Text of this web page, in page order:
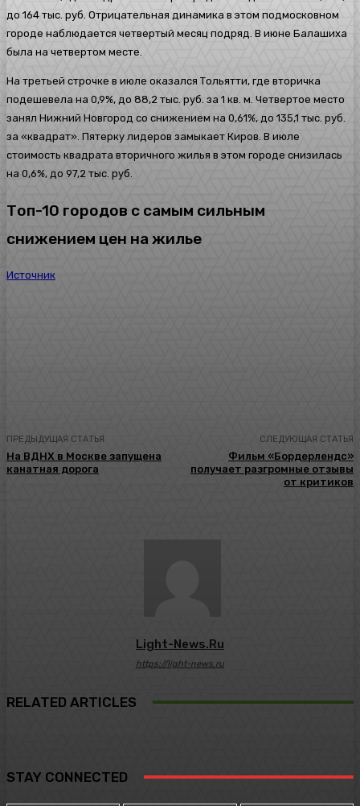
до 164 тыс. руб. Отрицательная динамика в этом подмосковном
городе наблюдается четвертый месяц подряд. В июне Балашиха
была на четвертом месте.
На третьей строчке в июле оказался Тольятти, где вторичка
подешевела на 0,9%, до 88,2 тыс. руб. за 1 кв. м. Четвертое место
занял Нижний Новгород со снижением на 0,61%, до 135,1 тыс. руб.
за «квадрат». Пятерку лидеров замыкает Киров. В июле
стоимость квадрата вторичного жилья в этом городе снизилась
на 0,6%, до 97,2 тыс. руб.
Топ-10 городов с самым сильным
снижением цен на жилье
Источник
ПРЕДЫДУЩАЯ СТАТЬЯ
На ВДНХ в Москве запущена
канатная дорога
СЛЕДУЮЩАЯ СТАТЬЯ
Фильм «Бордерлендс»
получает разгромные отзывы
от критиков
Light-News.ru
https://light-news.ru
RELATED ARTICLES
STAY CONNECTED